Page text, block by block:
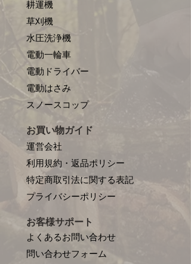
耕運機
草刈機
水圧洗浄機
電動一輪車
電動ドライバー
電動はさみ
​スノースコップ
お買い物ガイド
運営会社
利用規約・返品ポリシー
特定商取引法に関する表記
プライバシーポリシー
お客様サポート
よくあるお問い合わせ
問い合わせフォーム